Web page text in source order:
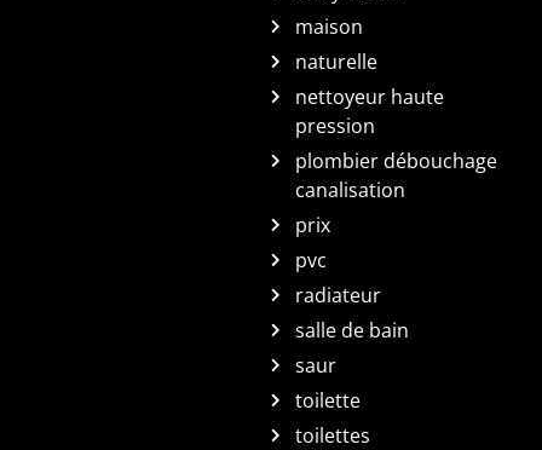
maison
naturelle
nettoyeur haute
pression
plombier débouchage
canalisation
prix
pvc
radiateur
salle de bain
saur
toilette
toilettes